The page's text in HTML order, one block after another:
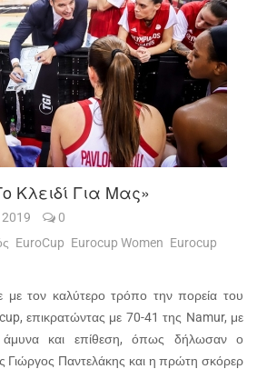
Κλειδί Για Μας»
0
EuroCup Eurocup Women Eurocup
με τον καλύτερο τρόπο την πορεία του
επικρατώντας με 70-41 της Namur, με
άμυνα και επίθεση, όπως δήλωσαν ο
Παντελάκης και η πρώτη σκόρερ